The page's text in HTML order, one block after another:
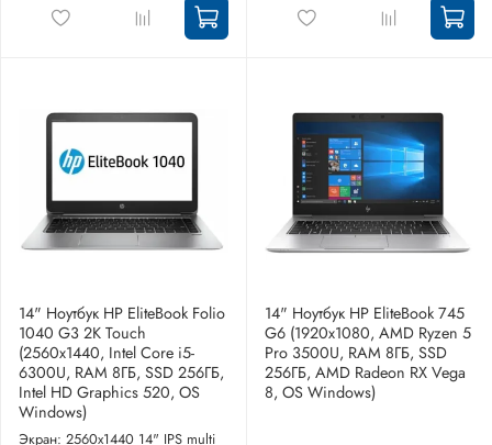
14" Ноутбук HP EliteBook Folio
1040 G3 2K Touch
(2560x1440, Intel Core i5-
6300U, RAM 8ГБ, SSD 256ГБ,
Intel HD Graphics 520, OS
Windows)
Экран: 2560x1440 14" IPS multi
14" Ноутбук HP EliteBook 745
G6 (1920x1080, AMD Ryzen 5
Pro 3500U, RAM 8ГБ, SSD
256ГБ, AMD Radeon RX Vega
8, OS Windows)